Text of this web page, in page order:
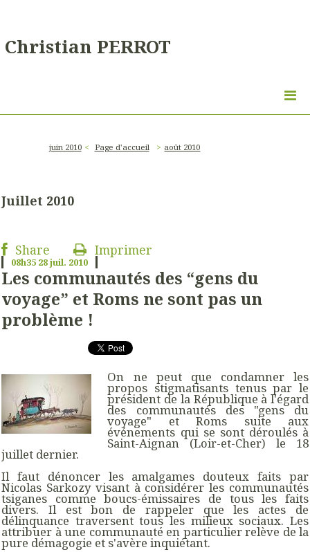
Christian PERROT
juin 2010 Page d'accueil août 2010
Juillet 2010
Share Imprimer
08h35 28juil. 2010
Les communautés des “gens du
voyage” et Roms ne sont pas un
problème !
On ne peut que condamner les
propos stigmatisants tenus par le
président de la République à l'égard
des communautés des "gens du
voyage" et Roms suite aux
événements qui se sont déroulés à
Saint-Aignan (Loir-et-Cher) le 18
juillet dernier.
Il faut dénoncer les amalgames douteux faits par
Nicolas Sarkozy visant à considérer les communautés
tsiganes comme boucs-émissaires de tous les faits
divers. Il est bon de rappeler que les actes de
délinquance traversent tous les milieux sociaux. Les
attribuer à une communauté en particulier relève de la
pure démagogie et s'avère inquiétant.